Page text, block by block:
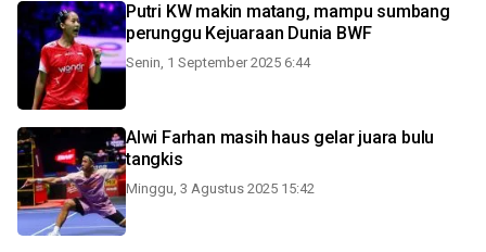
Putri KW makin matang, mampu sumbang
perunggu Kejuaraan Dunia BWF
Senin, 1 September 2025 6:44
Alwi Farhan masih haus gelar juara bulu
tangkis
Minggu, 3 Agustus 2025 15:42